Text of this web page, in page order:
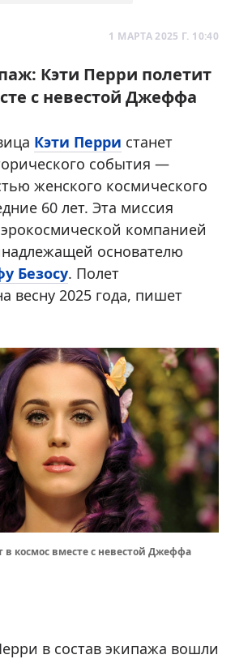
1 МАРТА 2025 Г. 10:40
Кэти Перри полетит
с невестой Джеффа
Кэти Перри станет
события —
женского космического
60 лет. Эта миссия
компанией
основателю
Безосу. Полет
весну 2025 года, пишет
в космос вместе с невестой Джеффа
в состав экипажа вошли